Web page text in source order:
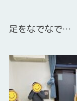
足をなでなで…